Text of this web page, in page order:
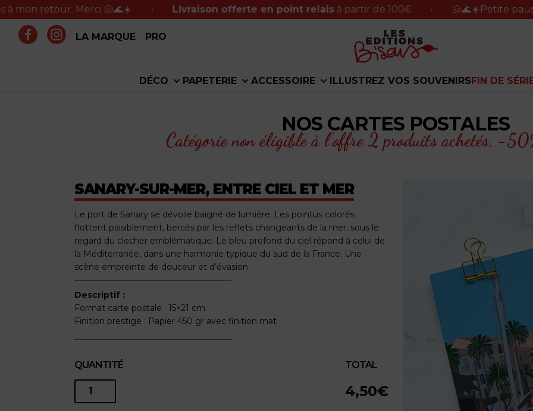
Merci 🐚🌊☀️ • Livraison offerte en point relaisà partir de 100€ • 🐚🌊☀️Petite pause du
LA MARQUE PRO
DÉCO PAPETERIE ACCESSOIRE ILLUSTREZ VOS SOUVENIRSFIN DE
NOS CARTES POSTALES
Catégorie non éligible à l'offre 2 produits achetés, -
SANARY-SUR-MER, ENTRE CIEL ET MER
Le port de Sanary se dévoile baigné de lumière. Les pointus colorés
flottent paisiblement, bercés par les reflets changeants de la mer, sous le
regard du clocher emblématique. Le bleu profond du ciel répond à celui de
la Méditerranée, dans une harmonie typique du sud de la France. Une
scène empreinte de douceur et d’évasion.
Descriptif :
Format carte postale : 15×21 cm
Finition prestige : Papier 450 gr avec finition mat
QUANTITÉ
quantité
TOTAL
4,50€